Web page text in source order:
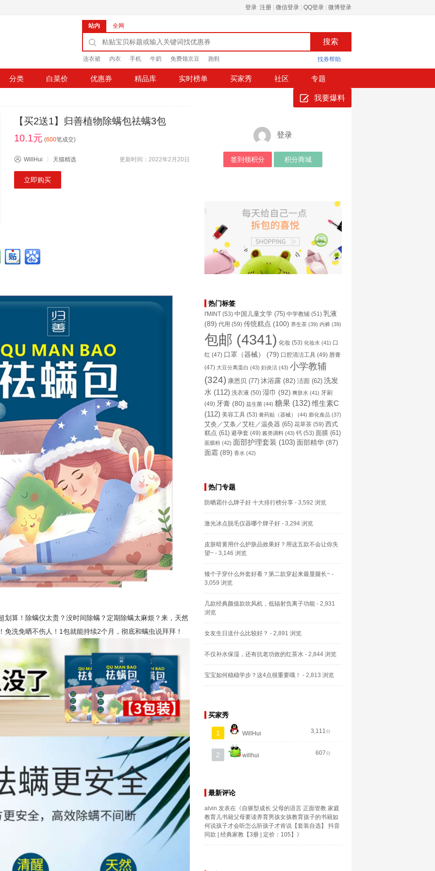
登录 注册 微信登录 QQ登录 微博登录
站内 全网
连衣裙 内衣 手机 牛奶 免费领京豆 跑鞋 找券帮助
分类 白菜价 优惠券 精品库 实时榜单 买家秀 社区 专题
我要爆料
【买2送1】归善植物除螨包祛螨3包
10.1元 (600笔成交)
WillHui 天猫精选 更新时间：2022年2月20日
立即购买
划算！除螨仪太贵？没时间除螨？定期除螨太麻烦？来，天然
洗免晒不伤人！1包就能持续2个月，彻底和螨虫说拜拜！
登录
签到领积分 积分商城
热门标签
I'MINT(53) 中国儿童文学(75) 中学教辅(51) 乳液
(89) 代用 (59) 传统糕点 (100) 养生茶(39) 内裤(39)
包邮 (4341) 化妆(53) 化妆水 (41) 口
红 (47) 口罩（器械） (79) 口腔清洁工具(49) 唇膏
(47) 大豆分离蛋白 (43) 妇炎洁(43) 小学教辅
(324) 康恩贝 (77) 沐浴露(82) 洁面 (62) 洗发
水 (112) 洗衣液 (50) 湿巾 (92) 爽肤水 (41) 牙刷
(49) 牙膏(80) 益生菌(44) 糖果(132)维生素C
(112) 美容工具(53) 膏药贴（器械） (44) 膨化食品(37)
艾灸／艾条／艾柱／温灸器 (65) 花草茶(59) 西式
糕点 (61) 避孕套 (49) 酱类调料(43) 钙(53) 面膜 (61)
面膜粉(42) 面部护理套装 (103) 面部精华(87)
面霜(89) 香水 (42)
热门专题
防晒霜什么牌子好 十大排行榜分享- 3,592 浏览
激光冰点脱毛仪器哪个牌子好- 3,294 浏览
皮肤暗黄用什么护肤品效果好？用这五款不会让你失
望~- 3,146 浏览
矮个子穿什么外套好看？第二款穿起来最显腿长~-
3,059 浏览
几款经典颜值款吹风机，低辐射负离子功能- 2,931
浏览
女友生日送什么比较好？ - 2,891 浏览
不仅补水保湿，还有抗老功效的红茶水- 2,844 浏览
宝宝如何稳稳学步？这4点很重要哦！ - 2,813 浏览
买家秀
1 WillHui 3,111分
2 willhui 607分
最新评论
alvin 发表在《自驱型成长 父母的语言 正面管教 家庭
教育儿书籍父母要读养育男孩女孩教育孩子的书籍如
何说孩子才会听怎么听孩子才肯说【套装自选】 抖音
同款 | 经典家教【3册 | 定价：105】 》